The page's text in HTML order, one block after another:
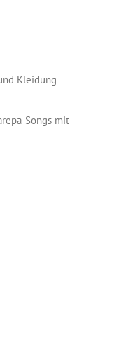
Kleidung
Songs mit